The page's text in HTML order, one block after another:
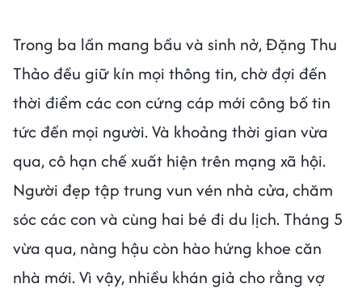
Trong ba lần mang bầu và sinh nở, Đặng Thu
Thảo đều giữ kín mọi thông tin, chờ đợi đến
thời điểm các con cứng cáp mới công bố tin
tức đến mọi người. Và khoảng thời gian vừa
qua, cô hạn chế xuất hiện trên mạng xã hội.
Người đẹp tập trung vun vén nhà cửa, chăm
sóc các con và cùng hai bé đi du lịch. Tháng 5
vừa qua, nàng hậu còn hào hứng khoe căn
nhà mới. Vì vậy, nhiều khán giả cho rằng vợ